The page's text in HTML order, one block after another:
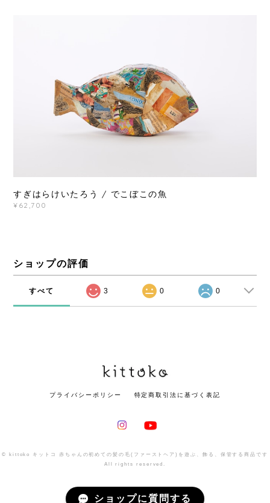
すぎはらけいたろう / でこぼこの魚
¥62,700
ショップの評価
すべて 3 0 0
プライバシーポリシー 特定商取引法に基づく表記
© kittoko キットコ 赤ちゃんの初めての髪の毛(ファーストヘア)を遊ぶ、飾る、保管する商品です
All rights reserved.
ショップに質問する